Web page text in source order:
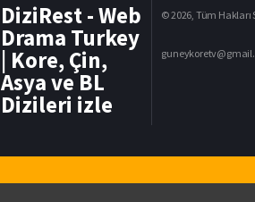
DiziRest - Web
Drama Turkey
| Kore, Çin,
Asya ve BL
Dizileri izle
© 2026, Tüm Hakları